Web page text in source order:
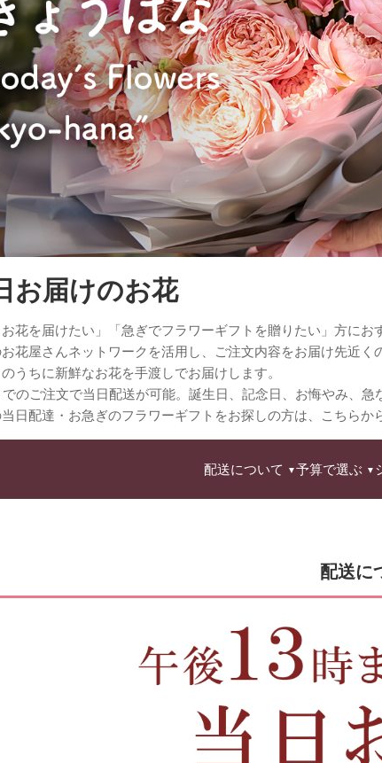
お届けのお花
お花を届けたい」「急ぎでフラワーギフトを贈りたい」方に
花屋さんネットワークを活用し、ご注文内容をお届け先近く
うちに新鮮なお花を手渡しでお届けします。
でのご注文で当日配送が可能。誕生日、記念日、お悔やみ、急
日配達・お急ぎのフラワーギフトをお探しの方は、こちらか
配送について 予算で選ぶ
配送に